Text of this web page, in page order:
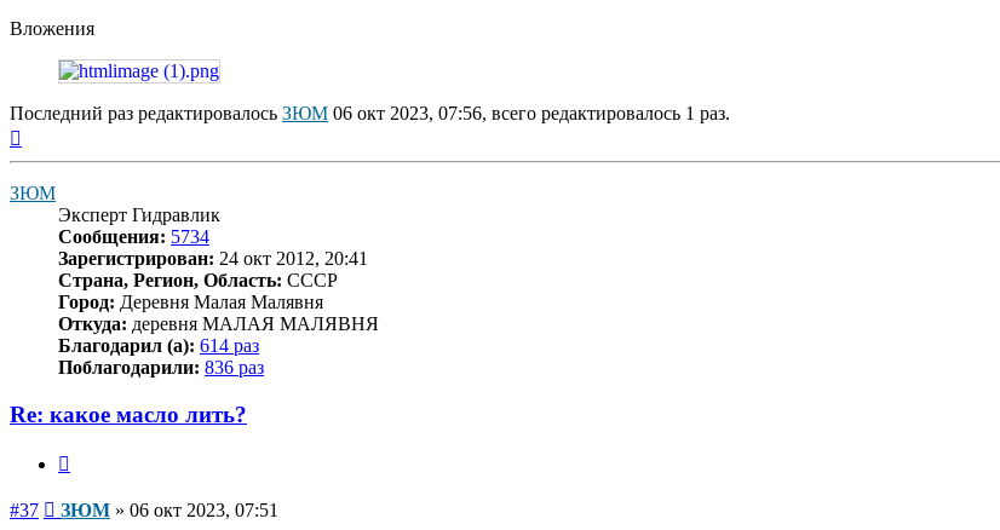
Вложения
Последний раз редактировалось ЗЮМ 06 окт 2023, 07:56, всего редактировалось 1 раз.
ЗЮМ
Эксперт Гидравлик
Сообщения: 5734
Зарегистрирован: 24 окт 2012, 20:41
Страна, Регион, Область: СССР
Город: Деревня Малая Малявня
Откуда: деревня МАЛАЯ МАЛЯВНЯ
Благодарил (а): 614 раз
Поблагодарили: 836 раз
Re: какое масло лить?
#37 Сообщение
ЗЮМ » 06 окт 2023, 07:51